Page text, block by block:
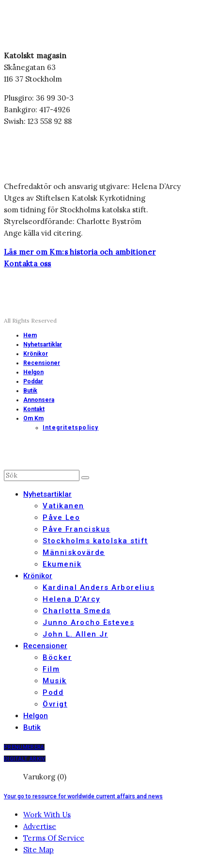
Katolskt magasin
Skånegatan 63
116 37 Stockholm
Plusgiro: 36 99 30-3
Bankgiro: 417-4926
Swish: 123 558 92 88
Chefredaktör och ansvarig utgivare: Helena D’Arcy
Utges av Stiftelsen Katolsk Kyrkotidning
som tidning för Stockholms katolska stift.
Styrelseordförande: Charlotte Byström
Ange källa vid citering.
Läs mer om Km:s historia och ambitioner
Kontakta oss
All Rights Reserved
Hem
Nyhetsartiklar
Krönikor
Recensioner
Helgon
Poddar
Butik
Annonsera
Kontakt
Om Km
Integritetspolicy
Nyhetsartiklar
Vatikanen
Påve Leo
Påve Franciskus
Stockholms katolska stift
Människovärde
Ekumenik
Krönikor
Kardinal Anders Arborelius
Helena D’Arcy
Charlotta Smeds
Junno Arocho Esteves
John L. Allen Jr
Recensioner
Böcker
Film
Musik
Podd
Övrigt
Helgon
Butik
PRENUMERERA
DIGITALT ARKIV
Varukorg (0)
Your go to resource for worldwide current affairs and news
Work With Us
Advertise
Terms Of Service
Site Map